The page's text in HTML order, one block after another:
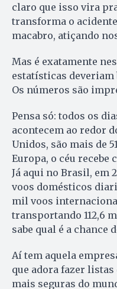
claro que isso vira
transforma o
macabro, atiçando
Mas é exatamente
estatísticas
Os números são
Pensa só: todos os
acontecem ao redor
Unidos, são mais de
Europa, o céu recebe
Já aqui no Brasil, em
voos domésticos
mil voos
transportando 112,6
sabe qual é a chance
Aí tem aquela
que adora fazer
mais seguras do